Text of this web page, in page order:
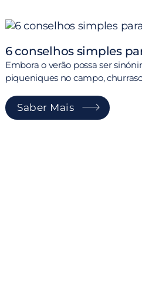
6 conselhos simples
Embora o verão possa ser
piqueniques no campo,
Saber Mais